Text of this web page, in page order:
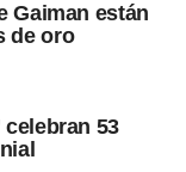
Gaiman están
de oro
celebran 53